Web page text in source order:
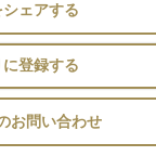
ェアする
登録する